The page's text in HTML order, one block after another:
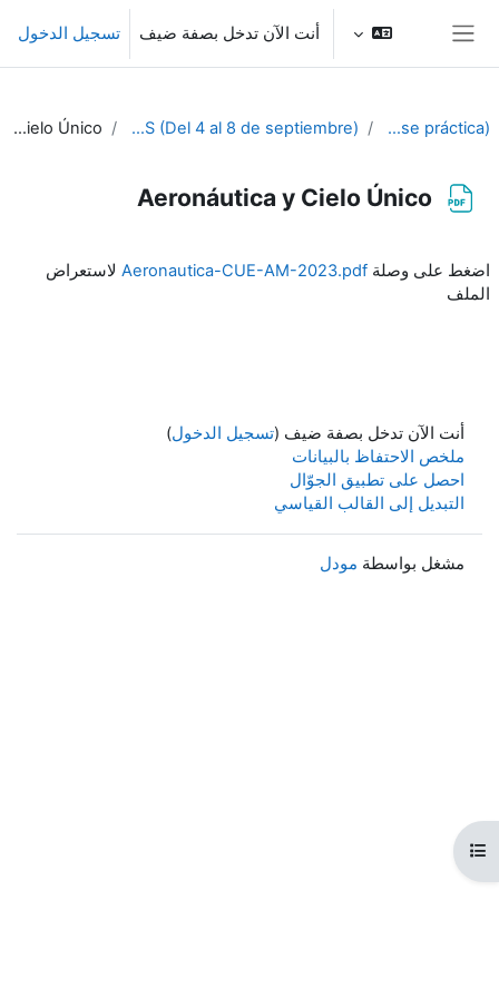
تخطى إلى المحتوى الرئيسي
أنت الآن تدخل بصفة ضيف تسجيل الدخول
المقرر
PIB-M 4ª Ed. (fase práctica)
1º SEMANA: CHARLAS TEMÁTICAS (Del 4 al 8 de septiembre)
Aeronáutica y Cielo Único
Aeronáutica y Cielo Único
اضغط على وصلة Aeronautica-CUE-AM-2023.pdf لاستعراض
الملف
أنت الآن تدخل بصفة ضيف (تسجيل الدخول)
ملخص الاحتفاظ بالبيانات
احصل على تطبيق الجوّال
التبديل إلى القالب القياسي
مشغل بواسطة مودل